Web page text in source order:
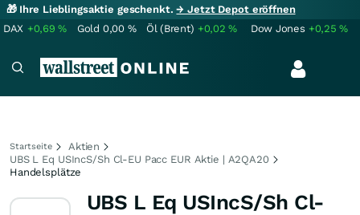
🎁 Ihre Lieblingsaktie geschenkt.→ Jetzt Depot eröffnen
DAX +0,69% Gold 0,00 % Öl (Brent) +0,02% Dow Jones +0,25%
Startseite
Aktien
UBS L Eq USIncS/Sh Cl-EU Pacc EUR Aktie | A2QA20
Handelsplätze
UBS L Eq USIncS/Sh Cl-